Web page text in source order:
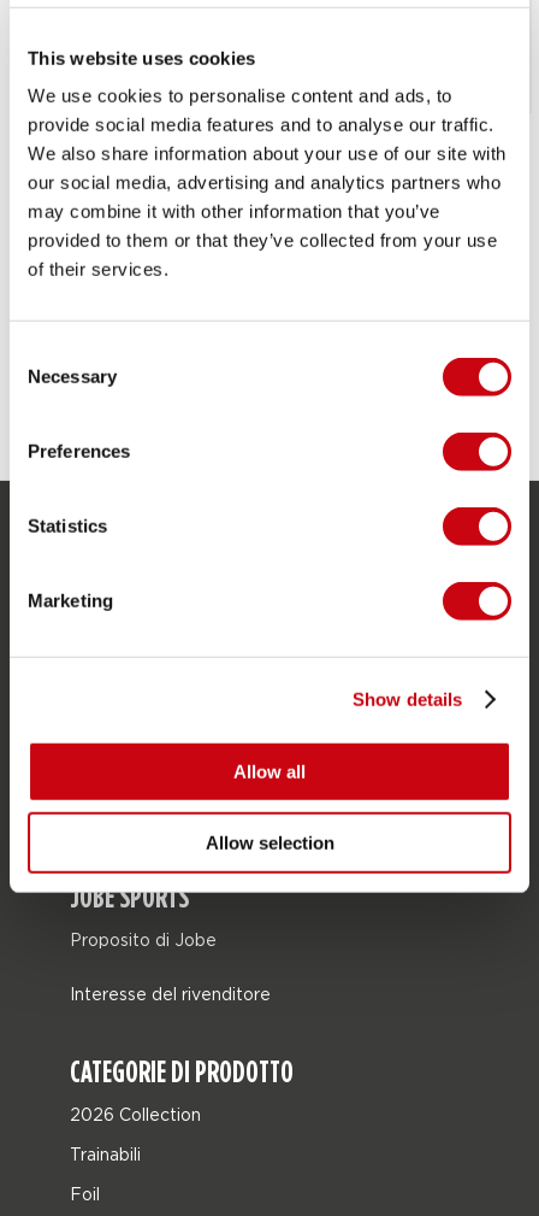
This website uses cookies
We use cookies to personalise content and ads, to
provide social media features and to analyse our traffic.
We also share information about your use of our site with
our social media, advertising and analytics partners who
may combine it with other information that you’ve
provided to them or that they’ve collected from your use
of their services.
Selection
Necessary
Preferences
Statistics
Marketing
Show details
Allow all
Allow selection
Jobe Rental Airstream
Trainabile 4P
Jobe Rental Sonar
Trainabile 4P
99
Assistenza clienti
Localizzatore di rivenditori
Pezzi di ricambio
JOBE SPORTS
Proposito di Jobe
Interesse del rivenditore
CATEGORIE DI PRODOTTO
2026 Collection
Trainabili
Foil